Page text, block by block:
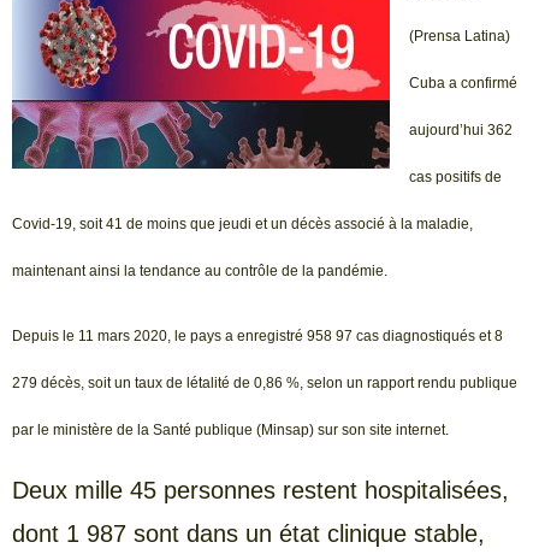
(Prensa Latina)
Cuba a confirmé
aujourd’hui 362
cas positifs de
Covid-19, soit 41 de moins que jeudi et un décès associé à la maladie,
maintenant ainsi la tendance au contrôle de la pandémie.
Depuis le 11 mars 2020, le pays a enregistré 958 97 cas diagnostiqués et 8
279 décès, soit un taux de létalité de 0,86 %, selon un rapport rendu publique
par le ministère de la Santé publique (Minsap) sur son site internet.
Deux mille 45 personnes restent hospitalisées,
dont 1 987 sont dans un état clinique stable,